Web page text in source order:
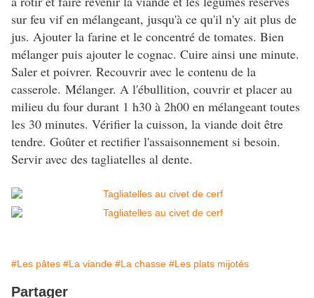
sur feu vif en mélangeant, jusqu'à ce qu'il n'y ait plus de
jus. Ajouter la farine et le concentré de tomates. Bien
mélanger puis ajouter le cognac. Cuire ainsi une minute.
Saler et poivrer. Recouvrir avec le contenu de la
casserole. Mélanger. A l'ébullition, couvrir et placer au
milieu du four durant 1 h30 à 2h00 en mélangeant toutes
les 30 minutes. Vérifier la cuisson, la viande doit être
tendre. Goûter et rectifier l'assaisonnement si besoin.
Servir avec des tagliatelles al dente.
#Les pâtes #La viande #La chasse #Les plats mijotés
Partager